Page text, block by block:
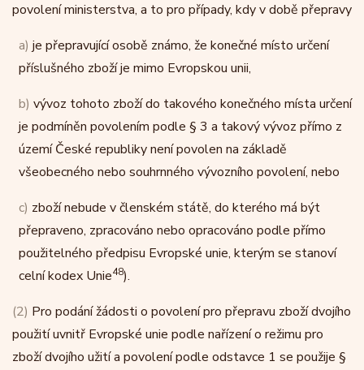
povolení ministerstva, a to pro případy, kdy v době přepravy
a) je přepravující osobě známo, že konečné místo určení
příslušného zboží je mimo Evropskou unii,
b) vývoz tohoto zboží do takového konečného místa určení
je podmíněn povolením podle § 3 a takový vývoz přímo z
území České republiky není povolen na základě
všeobecného nebo souhrnného vývozního povolení, nebo
c) zboží nebude v členském státě, do kterého má být
přepraveno, zpracováno nebo opracováno podle přímo
použitelného předpisu Evropské unie, kterým se stanoví
celní kodex Unie48).
(2) Pro podání žádosti o povolení pro přepravu zboží dvojího
použití uvnitř Evropské unie podle nařízení o režimu pro
zboží dvojího užití a povolení podle odstavce 1 se použije §